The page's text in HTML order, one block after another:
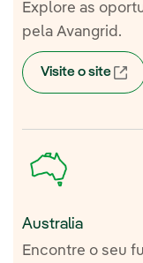
Explore as
pela Avangrid.
Visite o site
Australia
Encontre o seu